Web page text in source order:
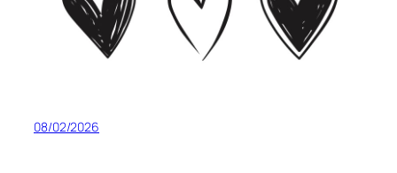
08/02/2026